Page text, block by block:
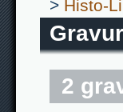
> Histo-
2